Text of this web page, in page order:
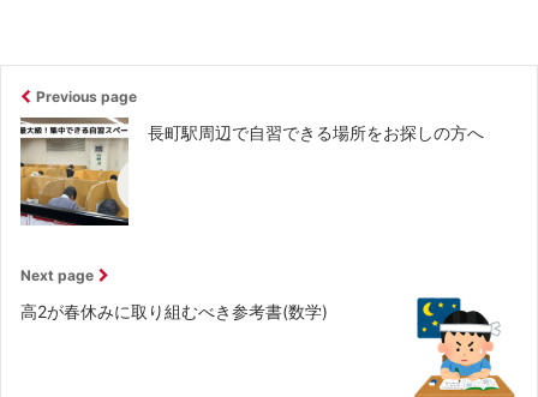
Previous page
長町駅周辺で自習できる場所をお探しの方へ
Next page
高2が春休みに取り組むべき参考書(数学)